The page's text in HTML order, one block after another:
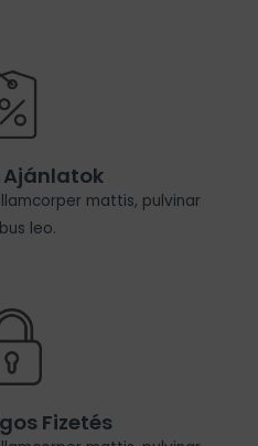
Ajánlatok
mattis, pulvinar
leo.
Fizetés